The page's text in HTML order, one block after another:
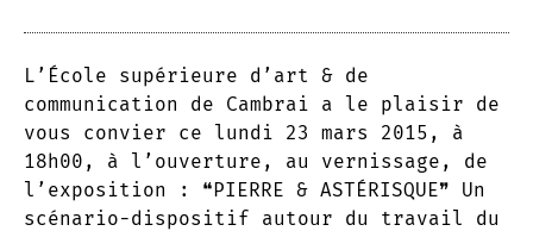
L’École supérieure d’art & de
communication de Cambrai a le plaisir de
vous convier ce lundi 23 mars 2015, à
18h00, à l’ouverture, au vernissage, de
l’exposition : ❝PIERRE & ASTÉRISQUE❞ Un
scénario-dispositif autour du travail du